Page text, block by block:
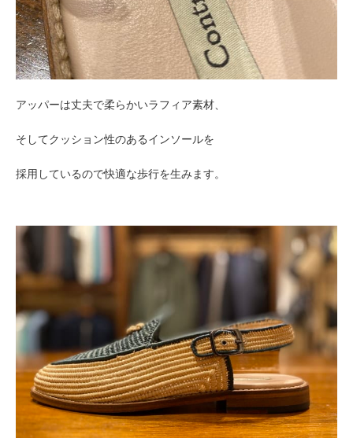
アッパーは丈夫で柔らかいラフィア素材、
そしてクッション性のあるインソールを
採用しているので快適な歩行を生みます。